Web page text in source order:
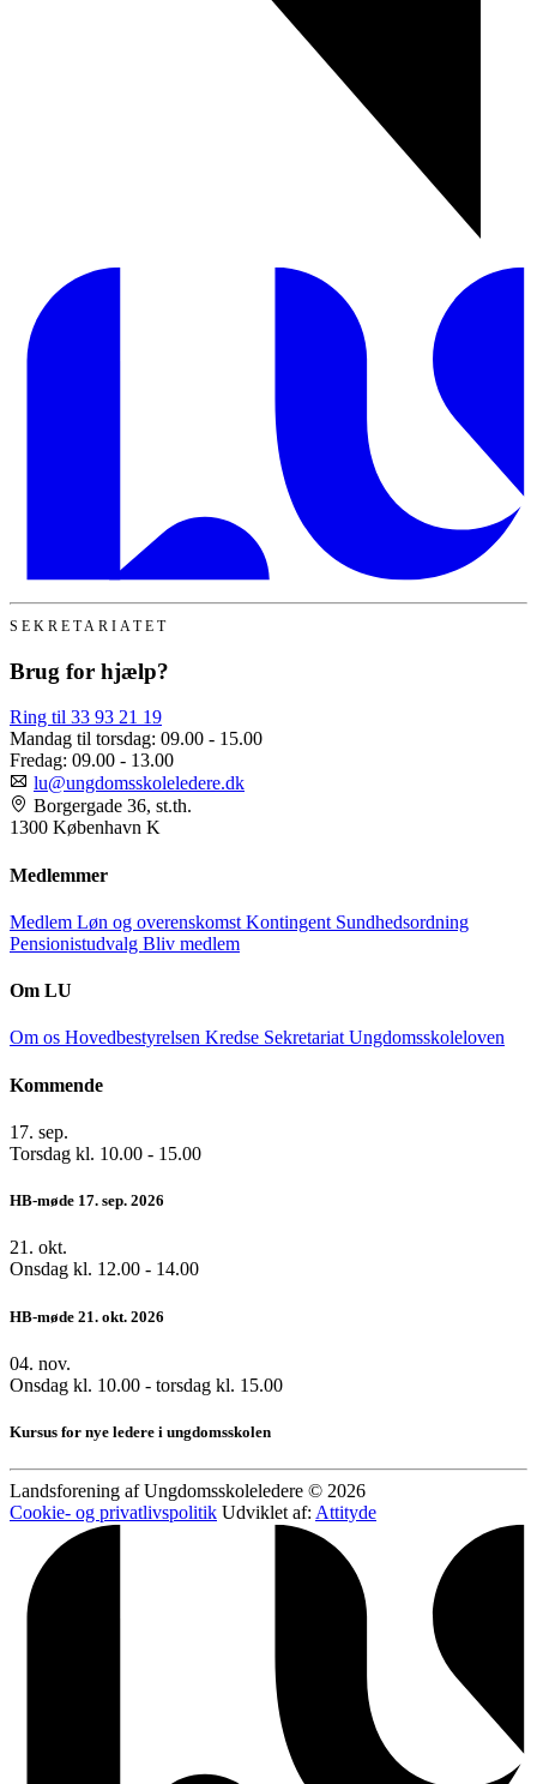
SEKRETARIATET
Brug for hjælp?
Ring til 33 93 21 19
Mandag til torsdag: 09.00 - 15.00
Fredag: 09.00 - 13.00
lu@ungdomsskoleledere.dk
Borgergade 36, st.th.
1300 København K
Medlemmer
Medlem Løn og overenskomst Kontingent Sundhedsordning
Pensionistudvalg Bliv medlem
Om LU
Om os Hovedbestyrelsen Kredse SekretariatUngdomsskoleloven
Kommende
17. sep.
Torsdag kl. 10.00 - 15.00
HB-møde 17. sep. 2026
21. okt.
Onsdag kl. 12.00 - 14.00
HB-møde 21. okt. 2026
04. nov.
Onsdag kl. 10.00 - torsdag kl. 15.00
Kursus for nye ledere i ungdomsskolen
Landsforening af Ungdomsskoleledere © 2026
Cookie- og privatlivspolitik Udviklet af: Attityde